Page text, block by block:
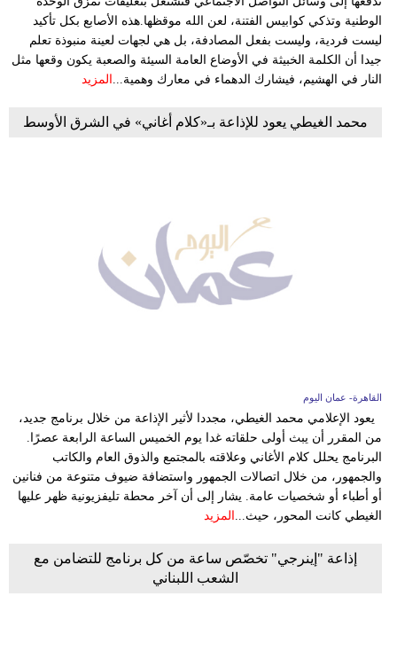
الوطنية وتذكي كوابيس الفتنة، لعن الله موقظها.هذه الأصابع بكل تأكيد
ليست فردية، وليست بفعل المصادفة، بل هي لجهات لعينة منبوذة تعلم
جيدا أن الكلمة الخبيثة في الأوضاع العامة السيئة والصعبة يكون وقعها مثل
النار في الهشيم، فيشارك الدهماء في معارك وهمية... المزيد
محمد الغيطي يعود للإذاعة بـ«كلام أغاني» في الشرق الأوسط
القاهرة- عمان اليوم
يعود الإعلامي محمد الغيطي، مجددا لأثير الإذاعة من خلال برنامج جديد،
من المقرر أن يبث أولى حلقاته غدا يوم الخميس الساعة الرابعة عصرًا.
البرنامج يحلل كلام الأغاني وعلاقته بالمجتمع والذوق العام والكاتب
والجمهور، من خلال اتصالات الجمهور واستضافة ضيوف متنوعة من فنانين
أو أطباء أو شخصيات عامة. يشار إلى أن آخر محطة تليفزيونية ظهر عليها
الغيطي كانت المحور، حيث... المزيد
إذاعة "إينرجي" تخصّص ساعة من كل برنامج للتضامن مع
الشعب اللبناني